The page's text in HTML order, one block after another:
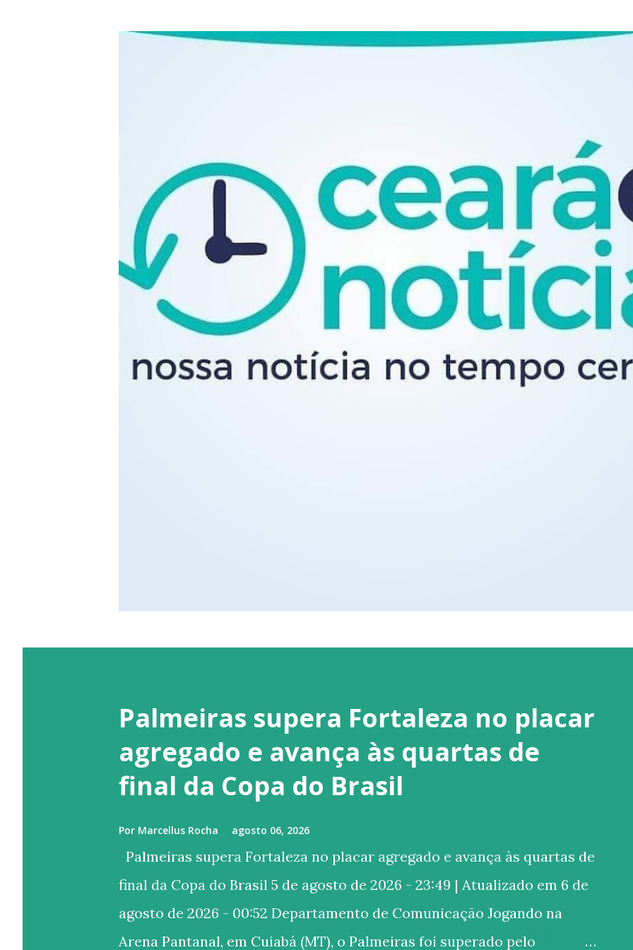
Palmeiras supera Fortaleza no placar
agregado e avança às quartas de
final da Copa do Brasil
Por Marcellus Rocha agosto 06, 2026
Palmeiras supera Fortaleza no placar agregado e avança às quartas de
final da Copa do Brasil 5 de agosto de 2026 - 23:49 | Atualizado em 6 de
agosto de 2026 - 00:52 Departamento de Comunicação Jogando na
Arena Pantanal, em Cuiabá (MT), o Palmeiras foi superado pelo